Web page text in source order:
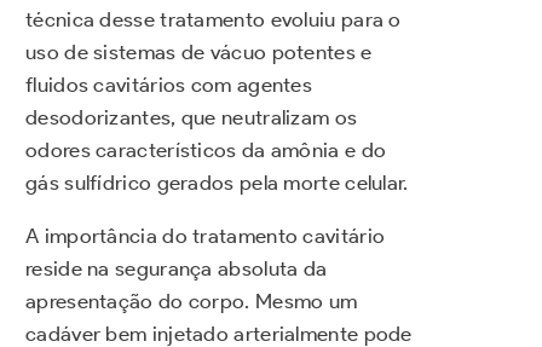
técnica desse tratamento evoluiu para o
uso de sistemas de vácuo potentes e
fluidos cavitários com agentes
desodorizantes, que neutralizam os
odores característicos da amônia e do
gás sulfídrico gerados pela morte celular.
A importância do tratamento cavitário
reside na segurança absoluta da
apresentação do corpo. Mesmo um
cadáver bem injetado arterialmente pode